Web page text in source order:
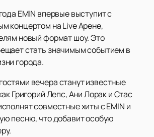
EMIN впервые выступит с
концертом на Live Арене,
новый формат шоу. Это
стать значимым событием в
города.
вечера станут известные
Григорий Лепс, Ани Лорак и Стас
совместные хиты с EMIN и
песню, что добавит особую